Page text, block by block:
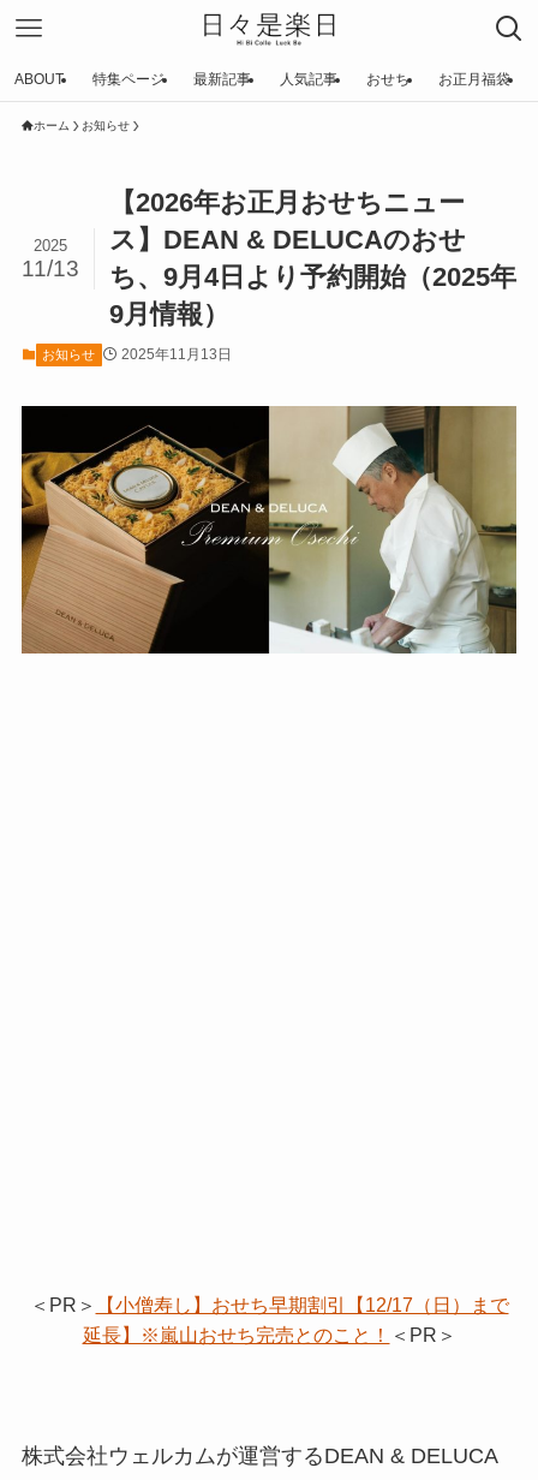
ABOUT 特集ページ 最新記事 人気記事 おせち お正月福袋
ホーム お知らせ
【2026年お正月おせちニュー
ス】DEAN & DELUCAのおせ
ち、9月4日より予約開始（2025年
9月情報）
2025
11/13
お知らせ 2025年11月13日
＜PR＞
【小僧寿し】おせち早期割引【12/17（日）まで
延長】※嵐山おせち完売とのこと！
＜PR＞
株式会社ウェルカムが運営するDEAN & DELUCA